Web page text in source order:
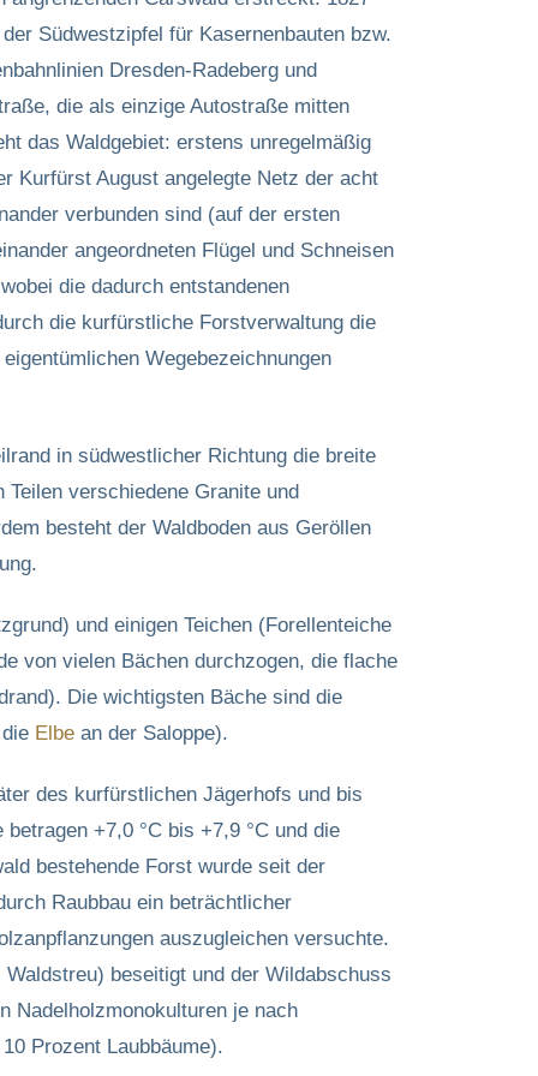
Südwestzipfel für Kasernenbauten bzw.
Dresden-Radeberg und
die als einzige Autostraße mitten
das Waldgebiet: erstens unregelmäßig
Kurfürst August angelegte Netz der acht
verbunden sind (auf der ersten
angeordneten Flügel und Schneisen
die dadurch entstandenen
die kurfürstliche Forstverwaltung die
Wegebezeichnungen
in südwestlicher Richtung die breite
verschiedene Granite und
besteht der Waldboden aus Geröllen
und einigen Teichen (Forellenteiche
von vielen Bächen durchzogen, die flache
Die wichtigsten Bäche sind die
Elbe an der Saloppe).
des kurfürstlichen Jägerhofs und bis
+7,0 °C bis +7,9 °C und die
bestehende Forst wurde seit der
Raubbau ein beträchtlicher
auszugleichen versuchte.
beseitigt und der Wildabschuss
Nadelholzmonokulturen je nach
Prozent Laubbäume).